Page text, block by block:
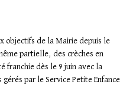
objectifs de la Mairie depuis le
partielle, des crèches en
franchie dès le 9 juin avec la
par le Service Petite Enfance